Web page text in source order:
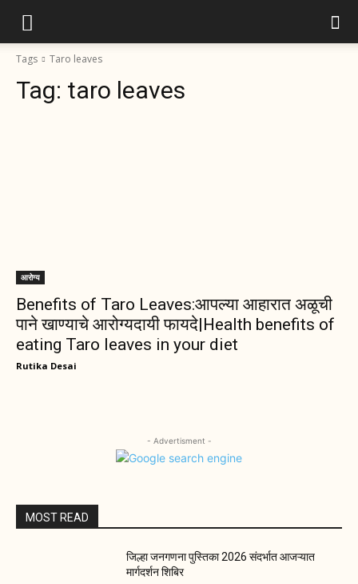
Tags Taro leaves
Tag: taro leaves
आरोग्य
Benefits of Taro Leaves:आपल्या आहारात अळूची
पाने खाण्याचे आरोग्यदायी फायदे|Health benefits of
eating Taro leaves in your diet
Rutika Desai
- Advertisment -
MOST READ
जिल्हा जनगणना पुस्तिका 2026 संदर्भात आजऱ्यात
मार्गदर्शन शिबिर